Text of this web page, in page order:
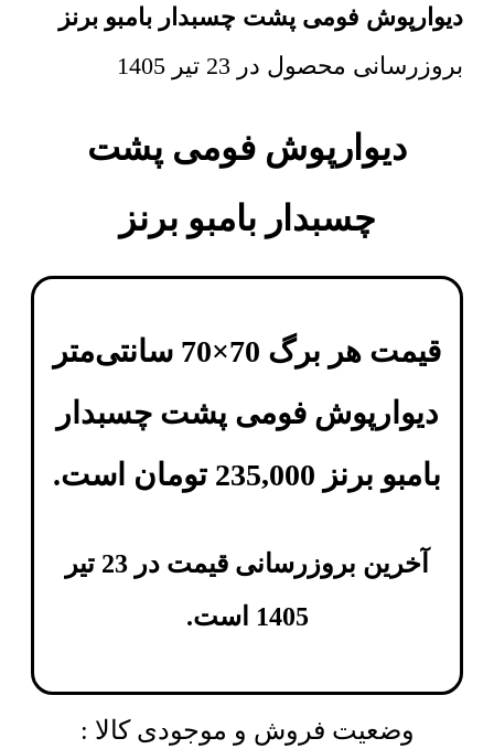
دیوارپوش فومی پشت چسبدار بامبو برنز
بروزرسانی محصول در 23 تیر 1405
دیوارپوش فومی پشت
چسبدار بامبو برنز
قیمت هر برگ 70×70 سانتی‌متر
دیوارپوش فومی پشت چسبدار
بامبو برنز 235,000 تومان است.
آخرین بروزرسانی قیمت در 23 تیر
1405 است.
وضعیت فروش و موجودی کالا :